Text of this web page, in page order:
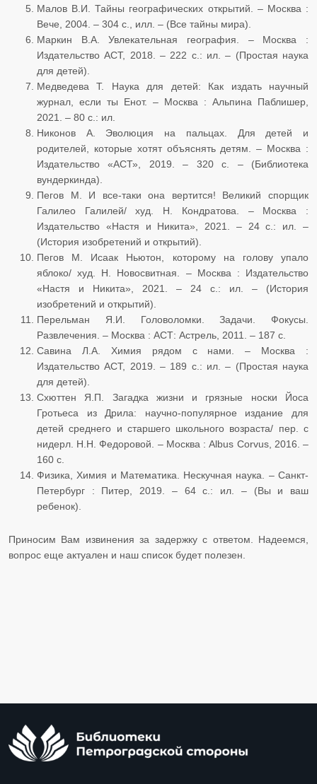
Малов В.И. Тайны географических открытий. – Москва :
Вече, 2004. – 304 с., илл. – (Все тайны мира).
Маркин В.А. Увлекательная география. – Москва :
Издательство АСТ, 2018. – 222 с.: ил. – (Простая наука
для детей).
Медведева Т. Наука для детей: Как издать научный
журнал, если ты Енот. – Москва : Альпина Паблишер,
2021. – 80 с.: ил.
Никонов А. Эволюция на пальцах. Для детей и
родителей, которые хотят объяснять детям. – Москва :
Издательство «АСТ», 2019. – 320 с. – (Библиотека
вундеркинда).
Пегов М. И все-таки она вертится! Великий спорщик
Галилео Галилей/ худ. Н. Кондратова. – Москва :
Издательство «Настя и Никита», 2021. – 24 с.: ил. –
(История изобретений и открытий).
Пегов М. Исаак Ньютон, которому на голову упало
яблоко/ худ. Н. Новосвитная. – Москва : Издательство
«Настя и Никита», 2021. – 24 с.: ил. – (История
изобретений и открытий).
Перельман Я.И. Головоломки. Задачи. Фокусы.
Развлечения. – Москва : АСТ: Астрель, 2011. – 187 с.
Савина Л.А. Химия рядом с нами. – Москва :
Издательство АСТ, 2019. – 189 с.: ил. – (Простая наука
для детей).
Схюттен Я.П. Загадка жизни и грязные носки Йоса
Гротьеса из Дрила: научно-популярное издание для
детей среднего и старшего школьного возраста/ пер. с
нидерл. Н.Н. Федоровой. – Москва : Albus Corvus, 2016. –
160 с.
Физика, Химия и Математика. Нескучная наука. – Санкт-
Петербург : Питер, 2019. – 64 с.: ил. – (Вы и ваш
ребенок).
Приносим Вам извинения за задержку с ответом. Надеемся,
вопрос еще актуален и наш список будет полезен.